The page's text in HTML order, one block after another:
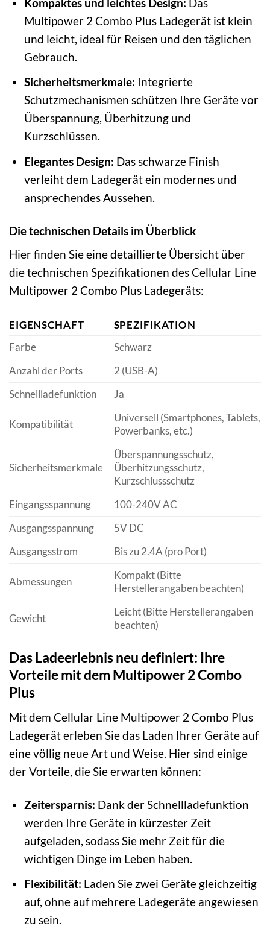
Multipower 2 Combo Plus Ladegerät ist klein
und leicht, ideal für Reisen und den täglichen
Gebrauch.
Sicherheitsmerkmale: Integrierte
Schutzmechanismen schützen Ihre Geräte vor
Überspannung, Überhitzung und
Kurzschlüssen.
Elegantes Design: Das schwarze Finish
verleiht dem Ladegerät ein modernes und
ansprechendes Aussehen.
Die technischen Details im Überblick
Hier finden Sie eine detaillierte Übersicht über
die technischen Spezifikationen des Cellular Line
Multipower 2 Combo Plus Ladegeräts:
EIGENSCHAFT
SPEZIFIKATION
Farbe
Schwarz
Anzahl der Ports
2 (USB-A)
Schnellladefunktion
Ja
Kompatibilität
Universell (Smartphones, Tablets,
Powerbanks, etc.)
Sicherheitsmerkmale
Überspannungsschutz,
Überhitzungsschutz,
Kurzschlussschutz
Eingangsspannung
100-240V AC
Ausgangsspannung
5V DC
Ausgangsstrom
Bis zu 2.4A (pro Port)
Abmessungen
Kompakt (Bitte
Herstellerangaben beachten)
Gewicht
Leicht (Bitte Herstellerangaben
beachten)
Das Ladeerlebnis neu definiert: Ihre
Vorteile mit dem Multipower 2 Combo
Plus
Mit dem Cellular Line Multipower 2 Combo Plus
Ladegerät erleben Sie das Laden Ihrer Geräte auf
eine völlig neue Art und Weise. Hier sind einige
der Vorteile, die Sie erwarten können:
Zeitersparnis: Dank der Schnellladefunktion
werden Ihre Geräte in kürzester Zeit
aufgeladen, sodass Sie mehr Zeit für die
wichtigen Dinge im Leben haben.
Flexibilität: Laden Sie zwei Geräte gleichzeitig
auf, ohne auf mehrere Ladegeräte angewiesen
zu sein.